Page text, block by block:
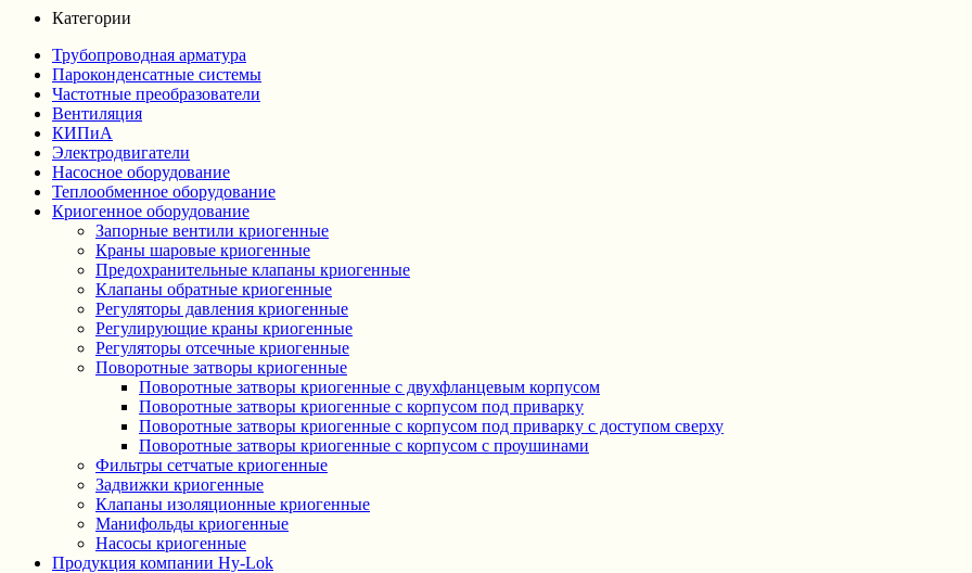
Категории
Трубопроводная арматура
Пароконденсатные системы
Частотные преобразователи
Вентиляция
КИПиА
Электродвигатели
Насосное оборудование
Теплообменное оборудование
Криогенное оборудование
Запорные вентили криогенные
Краны шаровые криогенные
Предохранительные клапаны криогенные
Клапаны обратные криогенные
Регуляторы давления криогенные
Регулирующие краны криогенные
Регуляторы отсечные криогенные
Поворотные затворы криогенные
Поворотные затворы криогенные с двухфланцевым корпусом
Поворотные затворы криогенные с корпусом под приварку
Поворотные затворы криогенные с корпусом под приварку с доступом сверху
Поворотные затворы криогенные с корпусом с проушинами
Фильтры сетчатые криогенные
Задвижки криогенные
Клапаны изоляционные криогенные
Манифольды криогенные
Насосы криогенные
Продукция компании Hy-Lok